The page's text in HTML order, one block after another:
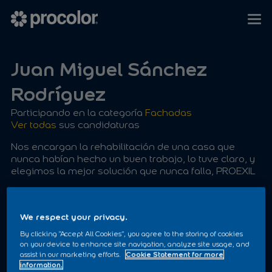
Juan Miguel Sánchez
Rodríguez
Participando en la categoría Fachadas
Ver todas sus candidaturas
Nos encargan la rehabilitación de una casa que
nunca habían hecho un buen trabajo, lo tuve claro, y
elegimos la mejor solución que nunca falla, PROEXIL
existentes, saneado de fisuras con masillas fibradas,
ya no podemos usar el DIQUE PROPLAST una pena,
usamos una marca blanca, En bajos de balcones y
alguna zona concreta, pasivado, con PROCOFER
CONVERTIDOR DE OXIDO a la gavilla, Recuperación
We respect your privacy.
By clicking “Accept All Cookies”, you agree to the storing of cookies
on your device to enhance site navigation, analyze site usage, and
assist in our marketing efforts.
Cookie Statement for more
information.